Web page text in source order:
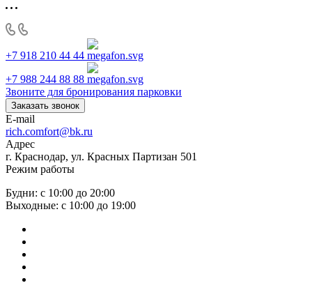
+7 918 210 44 44
+7 988 244 88 88
Звоните для бронирования парковки
Заказать звонок
E-mail
rich.comfort@bk.ru
Адрес
г. Краснодар, ул. Красных Партизан 501
Режим работы
Будни: с 10:00 до 20:00
Выходные: с 10:00 до 19:00